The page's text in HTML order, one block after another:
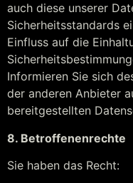
auch diese unserer
Sicherheitsstandards
Einfluss auf die
Informieren Sie sich
der anderen Anbieter
bereitgestellten
8. Betroffenenrechte
Sie haben das Recht: